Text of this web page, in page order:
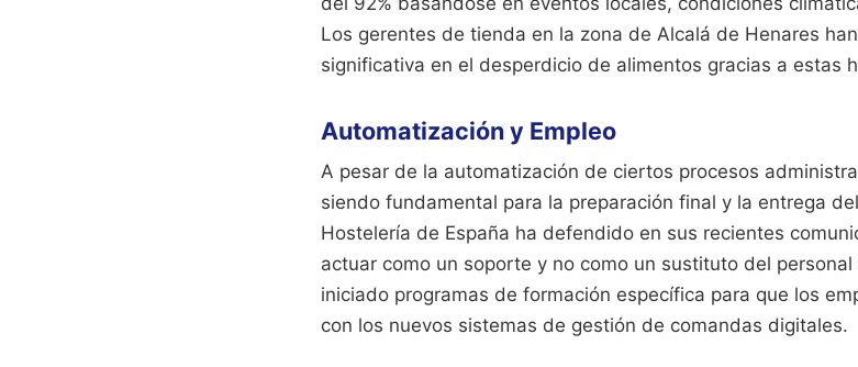
Los gerentes de tienda en la zona de Alcalá de Henares
significativa en el desperdicio de alimentos gracias a estas
Automatización y Empleo
A pesar de la automatización de ciertos procesos
siendo fundamental para la preparación final y la entrega
Hostelería de España ha defendido en sus recientes
actuar como un soporte y no como un sustituto del
iniciado programas de formación específica para que los
con los nuevos sistemas de gestión de comandas digitales.